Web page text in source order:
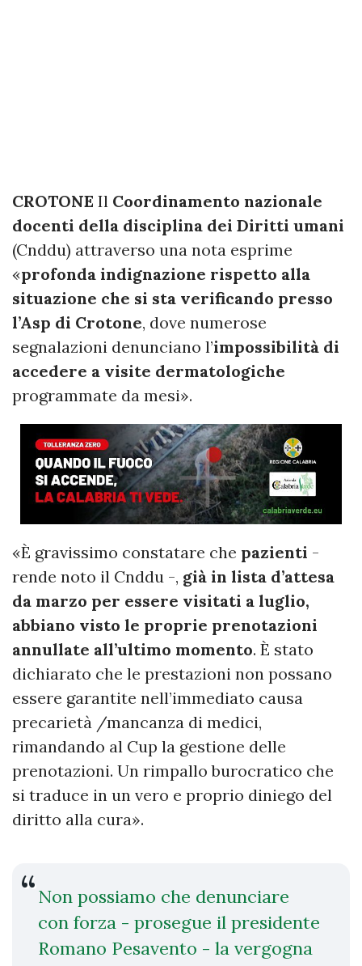
CROTONE Il Coordinamento nazionale
docenti della disciplina dei Diritti umani
(Cnddu) attraverso una nota esprime
«profonda indignazione rispetto alla
situazione che si sta verificando presso
l’Asp di Crotone, dove numerose
segnalazioni denunciano l’impossibilità di
accedere a visite dermatologiche
programmate da mesi».
«È gravissimo constatare che pazienti -
rende noto il Cnddu -, già in lista d’attesa
da marzo per essere visitati a luglio,
abbiano visto le proprie prenotazioni
annullate all’ultimo momento. È stato
dichiarato che le prestazioni non possano
essere garantite nell’immediato causa
precarietà /mancanza di medici,
rimandando al Cup la gestione delle
prenotazioni. Un rimpallo burocratico che
si traduce in un vero e proprio diniego del
diritto alla cura».
Non possiamo che denunciare
con forza - prosegue il presidente
Romano Pesavento - la vergogna